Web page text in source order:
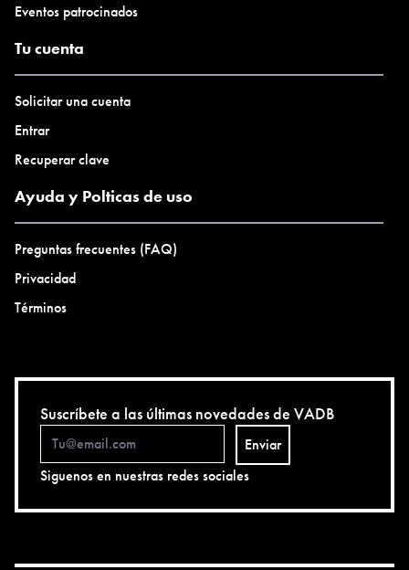
Eventos patrocinados
Tu cuenta
Solicitar una cuenta
Entrar
Recuperar clave
Ayuda y Polticas de uso
Preguntas frecuentes (FAQ)
Privacidad
Términos
Suscríbete a las últimas novedades de VADB
Enviar
Siguenos en nuestras redes sociales